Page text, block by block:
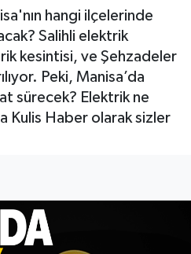
hangi ilçelerinde
Salihli elektrik
kesintisi, ve Şehzadeler
Peki, Manisa’da
sürecek? Elektrik ne
Kulis Haber olarak sizler